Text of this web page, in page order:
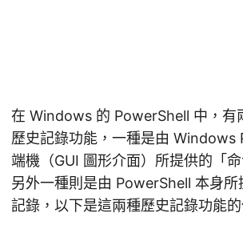
在 Windows 的 PowerShell 中，有
歷史記錄功能，一種是由 Windows
端機（GUI 圖形介面）所提供的「命
另外一種則是由 PowerShell 本身所
記錄，以下是這兩種歷史記錄功能的